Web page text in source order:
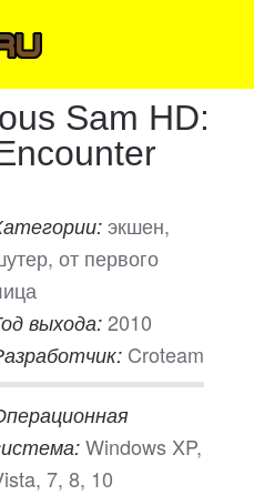
Sam HD:
экшен,
от первого
выхода: 2010
Croteam
Windows XP,
7, 8, 10